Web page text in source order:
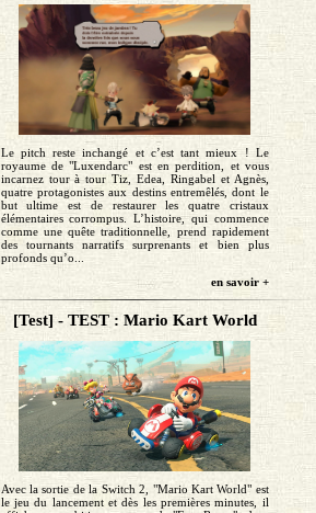
Le pitch reste inchangé et c’est tant mieux ! Le
royaume de "Luxendarc" est en perdition, et vous
incarnez tour à tour Tiz, Edea, Ringabel et Agnès,
quatre protagonistes aux destins entremêlés, dont le
but ultime est de restaurer les quatre cristaux
élémentaires corrompus. L’histoire, qui commence
comme une quête traditionnelle, prend rapidement
des tournants narratifs surprenants et bien plus
profonds qu’o...
en savoir +
[Test] - TEST : Mario Kart World
Avec la sortie de la Switch 2, "Mario Kart World" est
le jeu du lancement et dès les premières minutes, il